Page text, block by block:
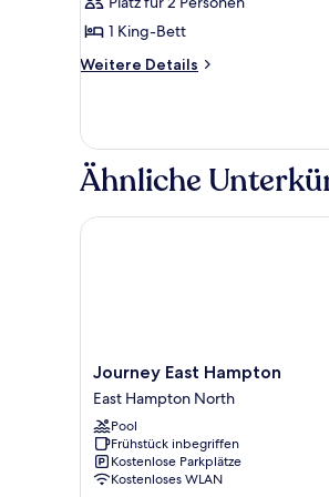
anzeigen
1 King-Bett
Weitere Details
Weitere
Ähnliche
Journey
East
Hampton
East
Hampton
North
Journey East Hampton
East Hampton North
Pool
Frühstück inbegriffen
Kostenlose Parkplätze
Kostenloses WLAN
Journey East Hampton